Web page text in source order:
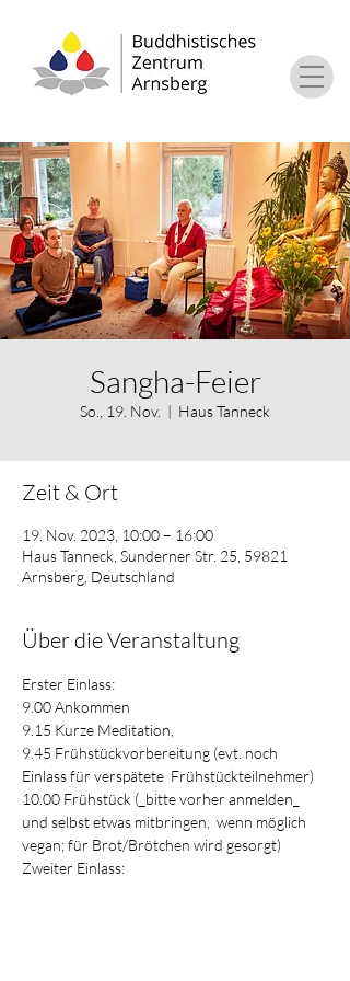
Sangha-Feier
So., 19. Nov.
  |
Haus Tanneck
Zeit & Ort
19. Nov. 2023, 10:00 – 16:00
Haus Tanneck, Sunderner Str. 25, 59821
Arnsberg, Deutschland
Über die Veranstaltung
Erster Einlass:
9.00 Ankommen
9.15 Kurze Meditation,
9.45 Frühstückvorbereitung (evt. noch
Einlass für verspätete  Frühstückteilnehmer)
10.00 Frühstück (_bitte vorher anmelden_
und selbst etwas mitbringen,  wenn möglich
vegan; für Brot/Brötchen wird gesorgt)
Zweiter Einlass: